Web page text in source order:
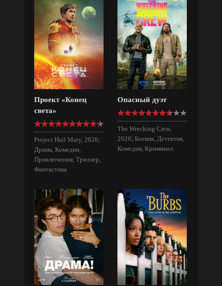
Проект «Конец
света»
Project Hail Mary, 2026;
Драма, Комедия,
Приключения, Триллер,
Фантастика
Опасный дуэт
The Wrecking Crew,
2026; Боевик, Детектив,
Комедия, Криминал